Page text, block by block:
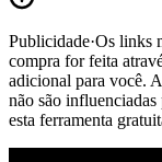
Publicidade·Os links
compra for feita
adicional para você.
não são
esta ferramenta